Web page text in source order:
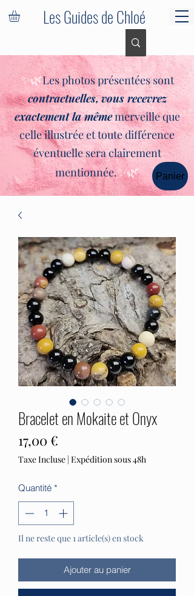
Les Guides de Chloé
✨🌿Les photos présentées sont
contractuelles,vous recevrez
exactement la mêmemerveille que
celle illustrée et toute différence
éventuelle sera clairement
mentionnée.✨🌿 Panier
Bracelet en Mokaite et Onyx
17,00 €
Taxe Incluse | Expédition sous 48h
Quantité *
Il ne reste que 1 article(s) en stock
Ajouter au panier